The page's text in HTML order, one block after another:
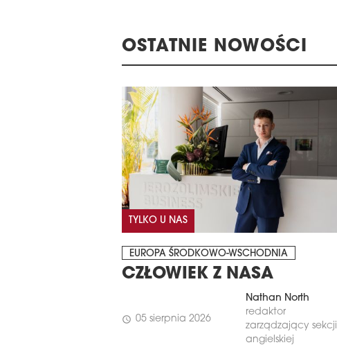
OSTATNIE NOWOŚCI
TYLKO U NAS
EUROPA ŚRODKOWO-WSCHODNIA
CZŁOWIEK Z NASA
schedule 05 sierpnia 2026
Nathan North
redaktor
zarządzający sekcji
angielskiej